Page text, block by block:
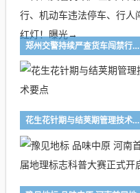
郑州交警持续严查货车闯禁行、机动车违法停车、行人闯红灯！曝光→
花生花针期与结荚期管理技术要点